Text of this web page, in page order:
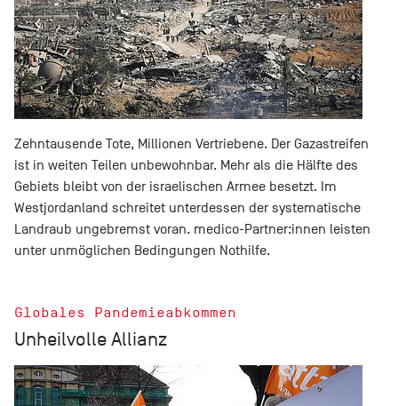
Zehntausende Tote, Millionen Vertriebene. Der Gazastreifen
ist in weiten Teilen unbewohnbar. Mehr als die Hälfte des
Gebiets bleibt von der israelischen Armee besetzt. Im
Westjordanland schreitet unterdessen der systematische
Landraub ungebremst voran. medico-Partner:innen leisten
unter unmöglichen Bedingungen Nothilfe.
Globales Pandemieabkommen
Unheilvolle Allianz